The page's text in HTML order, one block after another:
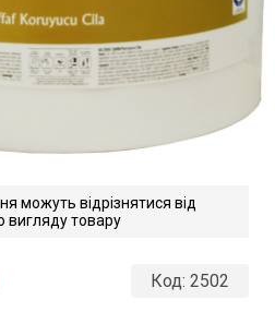
можуть відрізнятися від
вигляду товару
Код: 2502